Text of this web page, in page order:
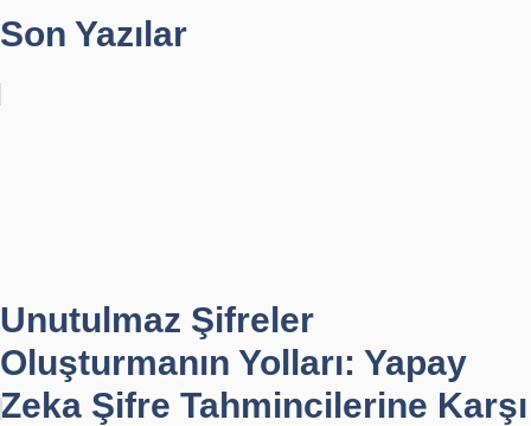
Son Yazılar
Unutulmaz Şifreler
Oluşturmanın Yolları: Yapay
Zeka Şifre Tahmincilerine Karşı